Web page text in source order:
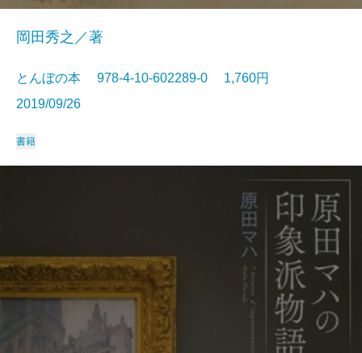
岡田秀之／著
とんぼの本 978-4-10-602289-0 1,760円
2019/09/26
書籍